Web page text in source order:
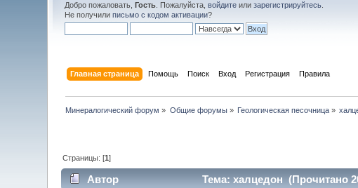
Добро пожаловать,Гость . Пожалуйста,войдите илизарегистрируйтесь
Не получилиписьмо с кодом активации?
Главная страница Помощь Поиск Вход Регистрация Правила
Минералогический форум » Общие форумы» Геологическая песочница »
Страницы: [1]
Автор Тема: халцедон (Прочитано